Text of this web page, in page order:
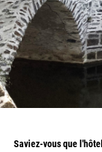
Saviez-vous que